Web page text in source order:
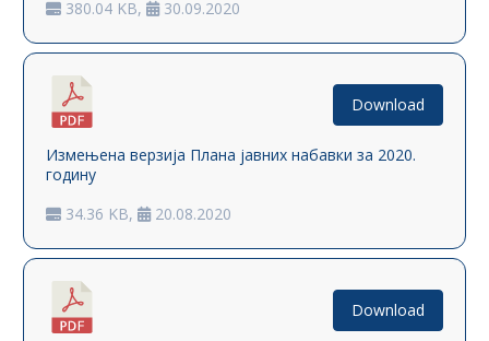
380.04 KB,
30.09.2020
Измењена верзија Плана јавних набавки за 2020.
годину
34.36 KB,
20.08.2020
Download
Download